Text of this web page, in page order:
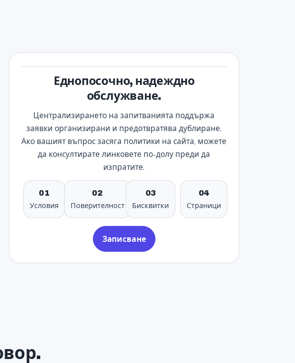
Еднопосочно, надеждно
обслужване.
Централизирането на запитванията поддържа
заявки организирани и предотвратява дублиране.
Ако вашият въпрос засяга политики на сайта, можете
да консултирате линковете по-долу преди да
изпратите.
01
Условия
02
Поверителност
03
Бисквитки
04
Страници
Записване